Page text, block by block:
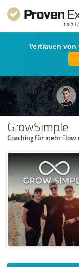
Vertrauen von
GrowSimple
Coaching für mehr